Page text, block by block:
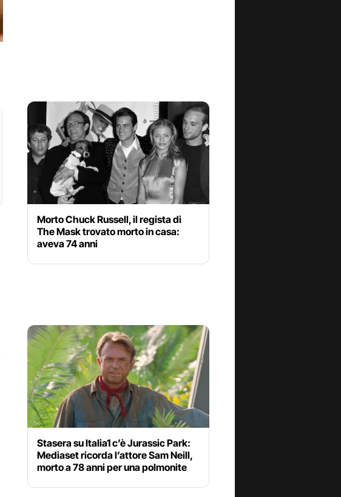
Morto Chuck Russell, il regista di
The Mask trovato morto in casa:
aveva 74 anni
Stasera su Italia1 c’è Jurassic Park:
Mediaset ricorda l’attore Sam Neill,
morto a 78 anni per una polmonite